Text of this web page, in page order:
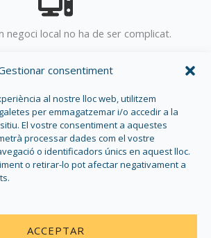
consentiment
al nostre lloc web, utilitzem
per emmagatzemar i/o accedir a la
El vostre consentiment a aquestes
processar dades com el vostre
o identificadors únics en aquest lloc.
o retirar-lo pot afectar negativament a
ACCEPTAR
negoci local no ha de ser complicat.
guanyar temps i, sobretot,